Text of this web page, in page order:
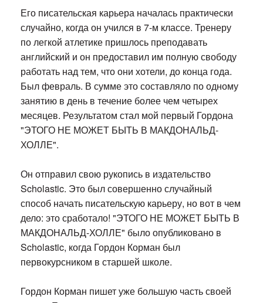
Его писательская карьера началась практически
случайно, когда он учился в 7-м классе. Тренеру
по легкой атлетике пришлось преподавать
английский и он предоставил им полную свободу
работать над тем, что они хотели, до конца года.
Был февраль. В сумме это составляло по одному
занятию в день в течение более чем четырех
месяцев. Результатом стал мой первый Гордона
"ЭТОГО НЕ МОЖЕТ БЫТЬ В МАКДОНАЛЬД-
ХОЛЛЕ".
Он отправил свою рукопись в издательство
Scholastic. Это был совершенно случайный
способ начать писательскую карьеру, но вот в чем
дело: это сработало! "ЭТОГО НЕ МОЖЕТ БЫТЬ В
МАКДОНАЛЬД-ХОЛЛЕ" было опубликовано в
Scholastic, когда Гордон Корман был
первокурсником в старшей школе.
Гордон Корман пишет уже большую часть своей